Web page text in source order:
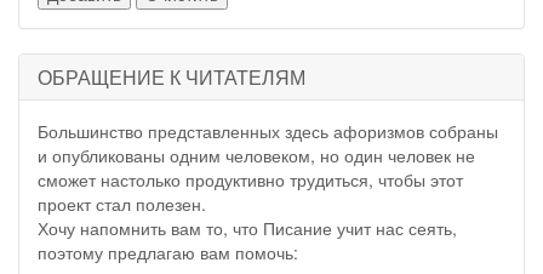
ОБРАЩЕНИЕ К ЧИТАТЕЛЯМ
Большинство представленных здесь афоризмов собраны
и опубликованы одним человеком, но один человек не
сможет настолько продуктивно трудиться, чтобы этот
проект стал полезен.
Хочу напомнить вам то, что Писание учит нас сеять,
поэтому предлагаю вам помочь: